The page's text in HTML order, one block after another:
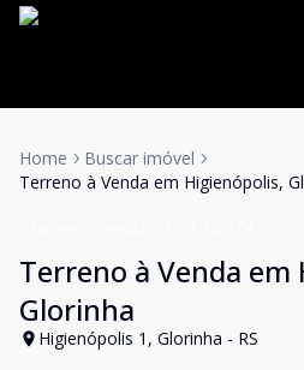
Home
Buscar imóvel
Terreno à Venda em Higienópolis,
Terreno à Venda em
Glorinha
Higienópolis 1, Glorinha - RS